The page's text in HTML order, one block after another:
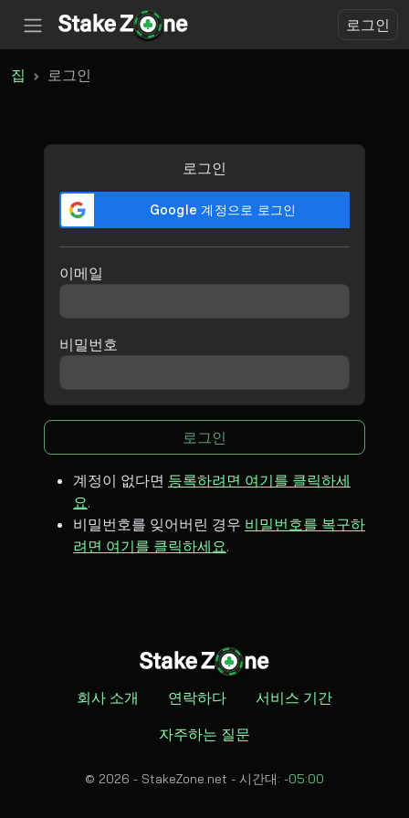
로그인
집 로그인
로그인
이메일
비밀번호
로그인
계정이 없다면 등록하려면 여기를 클릭하세
요.
비밀번호를 잊어버린 경우 비밀번호를 복구하
려면 여기를 클릭하세요.
회사 소개 연락하다
서비스 기간
자주하는 질문
© 2026 - StakeZone.net - 시간대: -05:00